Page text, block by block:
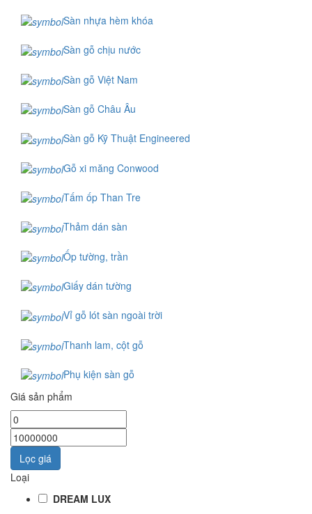
Sàn nhựa hèm khóa
Sàn gỗ chịu nước
Sàn gỗ Việt Nam
Sàn gỗ Châu Âu
Sàn gỗ Kỹ Thuật Engineered
Gỗ xi măng Conwood
Tấm ốp Than Tre
Thảm dán sàn
Ốp tường, trần
Giấy dán tường
Vỉ gỗ lót sàn ngoài trời
Thanh lam, cột gỗ
Phụ kiện sàn gỗ
Giá sản phẩm
Lọc giá
Loại
DREAM LUX